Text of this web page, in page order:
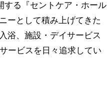
する『セントケア・ホール
ーとして積み上げてきた
浴、施設・デイサービス
ービスを日々追求してい